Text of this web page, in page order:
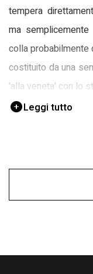
tempera
ma
colla probabilmente
costituito da una
'alla veneta' con lo
Leggi tutto